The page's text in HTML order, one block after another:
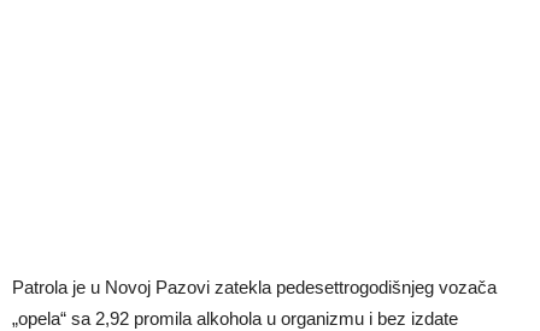
Patrola je u Novoj Pazovi zatekla pedesettrogodišnjeg vozača
„opela“ sa 2,92 promila alkohola u organizmu i bez izdate